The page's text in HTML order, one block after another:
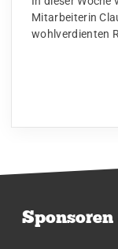
Mitarbeiterin
wohlverdienten